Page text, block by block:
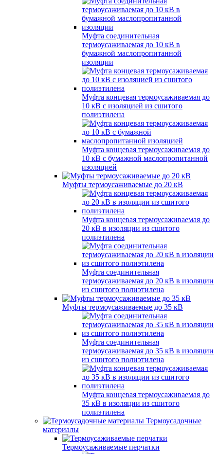
Муфта соединительная
термоусаживаемая до 10 кВ в
бумажной маслопропитанной
изоляции
Муфта концевая термоусаживаемая до
10 кВ с изоляцией из сшитого
полиэтилена
Муфта концевая термоусаживаемая до
10 кВ с бумажной маслопропитанной
изоляцией
Муфты термоусаживаемые до 20 кВ
Муфта концевая термоусаживаемая до
20 кВ в изоляции из сшитого
полиэтилена
Муфта соединительная
термоусаживаемая до 20 кВ в изоляции
из сшитого полиэтилена
Муфты термоусаживаемые до 35 кВ
Муфта соединительная
термоусаживаемая до 35 кВ в изоляции
из сшитого полиэтилена
Муфта концевая термоусаживаемая до
35 кВ в изоляции из сшитого
полиэтилена
Термоусадочные
материалы
Термоусаживаемые перчатки